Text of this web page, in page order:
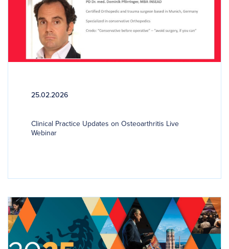
25.02.2026
Clinical Practice Updates on Osteoarthritis Live
Webinar